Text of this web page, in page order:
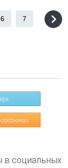
6 7
в социальных